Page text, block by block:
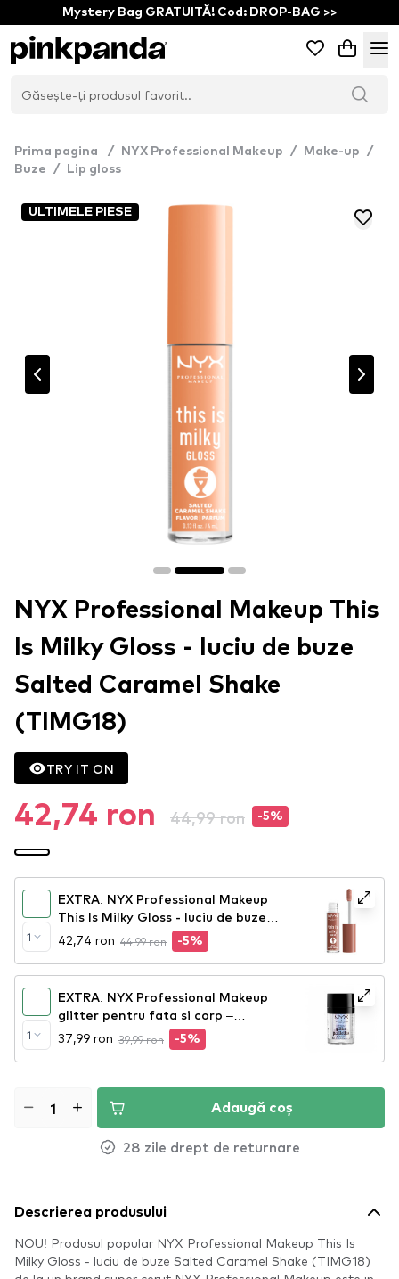
Mystery Bag GRATUITĂ! Cod: DROP-BAG >>
Prima pagina / NYX Professional Makeup / Make-up
/
Buze
/ Lip gloss
ULTIMELE PIESE
NYX Professional Makeup This
Is Milky Gloss - luciu de buze
Salted Caramel Shake
(TIMG18)
TRY IT ON
42,74 ron 44,99 ron -5%
1
EXTRA: NYX Professional Makeup
This Is Milky Gloss - luciu de buze
Milk The Coco (TIMG20)
42,74 ron 44,99 ron -5%
1
EXTRA: NYX Professional Makeup
glitter pentru fata si corp –
Metallic Glitter – Lumi-Lite
(MGLI05)
37,99 ron 39,99 ron -5%
Adaugă coș
28 zile drept de returnare
Descrierea produsului
NOU! Produsul popular NYX Professional Makeup This Is
Milky Gloss - luciu de buze Salted Caramel Shake (TIMG18)